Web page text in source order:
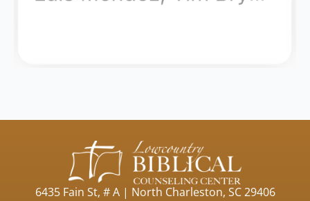
6435 Fain St, # A | North Charleston, SC 29406